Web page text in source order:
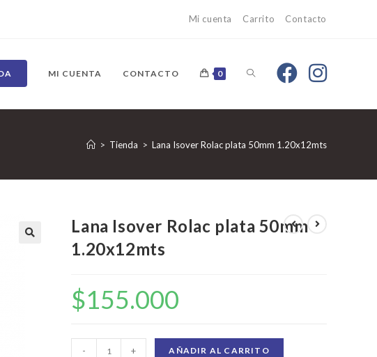
Mi cuenta Carrito Contacto
MI CUENTA CONTACTO 0
> Tienda > Lana Isover Rolac plata 50mm 1.20x12mts
Lana Isover Rolac plata 50mm
1.20x12mts
$155.000
- + AÑADIR AL CARRITO